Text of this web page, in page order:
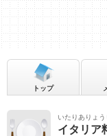
いたりありょ
イタリア
トップ